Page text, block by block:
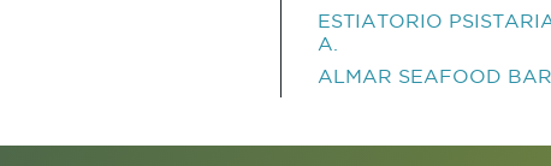
ESTIATORIO
A.
ALMAR SEAFOOD